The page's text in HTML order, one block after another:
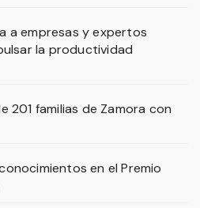
a empresas y expertos
la productividad
201 familias de Zamora con
en el Premio